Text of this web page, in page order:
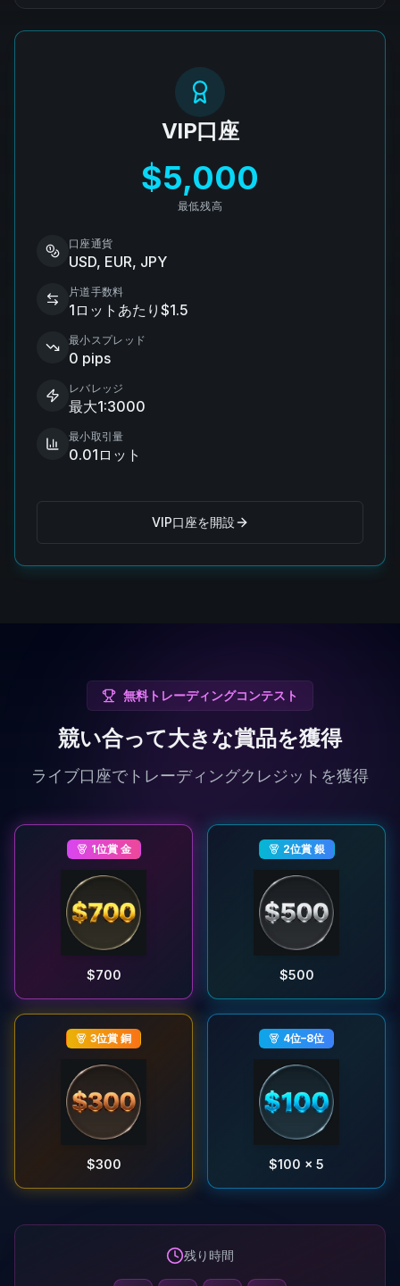
VIP口座
$5,000
最低残高
口座通貨
USD, EUR, JPY
片道手数料
1ロットあたり$1.5
最小スプレッド
0 pips
レバレッジ
最大1:3000
最小取引量
0.01ロット
VIP口座を開設
無料トレーディングコンテスト
競い合って大きな賞品を獲得
ライブ口座でトレーディングクレジットを獲得
1位賞 金
$700
2位賞 銀
$500
3位賞 銅
$300
4位–8位
$100 × 5
残り時間